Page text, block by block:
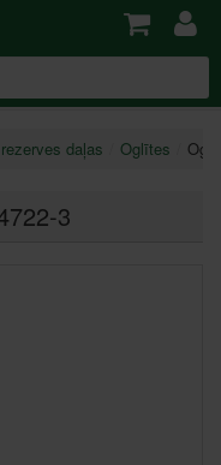
daļas Oglītes
3